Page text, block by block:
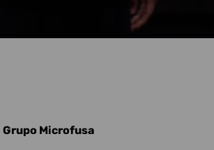
Grupo Microfusa